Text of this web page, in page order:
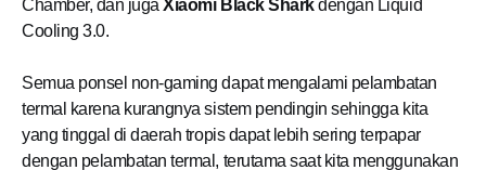
Chamber, dan jugaXiaomi Black Sharkdengan Liquid
Cooling 3.0.
Semua ponsel non-gaming dapat mengalami pelambatan
termal karena kurangnya sistem pendingin sehingga kita
yang tinggal di daerah tropis dapat lebih sering terpapar
dengan pelambatan termal, terutama saat kita menggunakan